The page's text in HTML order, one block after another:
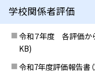
学校関係者評価
令和７年度 各評価か
KB)
令和7年度評価報告書